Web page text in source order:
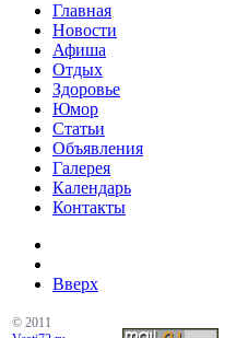
Главная
Новости
Афиша
Отдых
Здоровье
Юмор
Статьи
Объявления
Галерея
Календарь
Контакты
Вверх
© 2011